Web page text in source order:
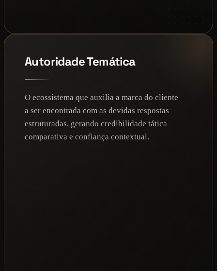
Autoridade Temática
O ecossistema que auxilia a marca do cliente
a ser encontrada com as devidas respostas
estruturadas, gerando credibilidade tática
comparativa e confiança contextual.